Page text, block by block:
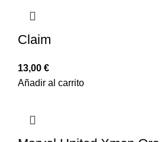
Claim
13,00 €
Añadir al carrito